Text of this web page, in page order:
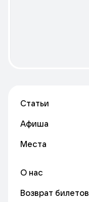
Статьи
Афиша
Места
О нас
Возврат билетов